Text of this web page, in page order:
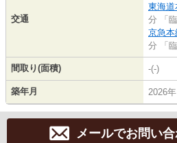
交通
東海道
分 「
京急本
分 「
間取り(面積) -(-)
築年月 2026
メールでお問い